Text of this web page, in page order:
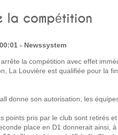
la compétition
- Newssystem
la compétition avec effet
La Louvière est qualifiée pour la
donne son autorisation, les
points pris par le club sont retirés
place en D1 donnerait ainsi,